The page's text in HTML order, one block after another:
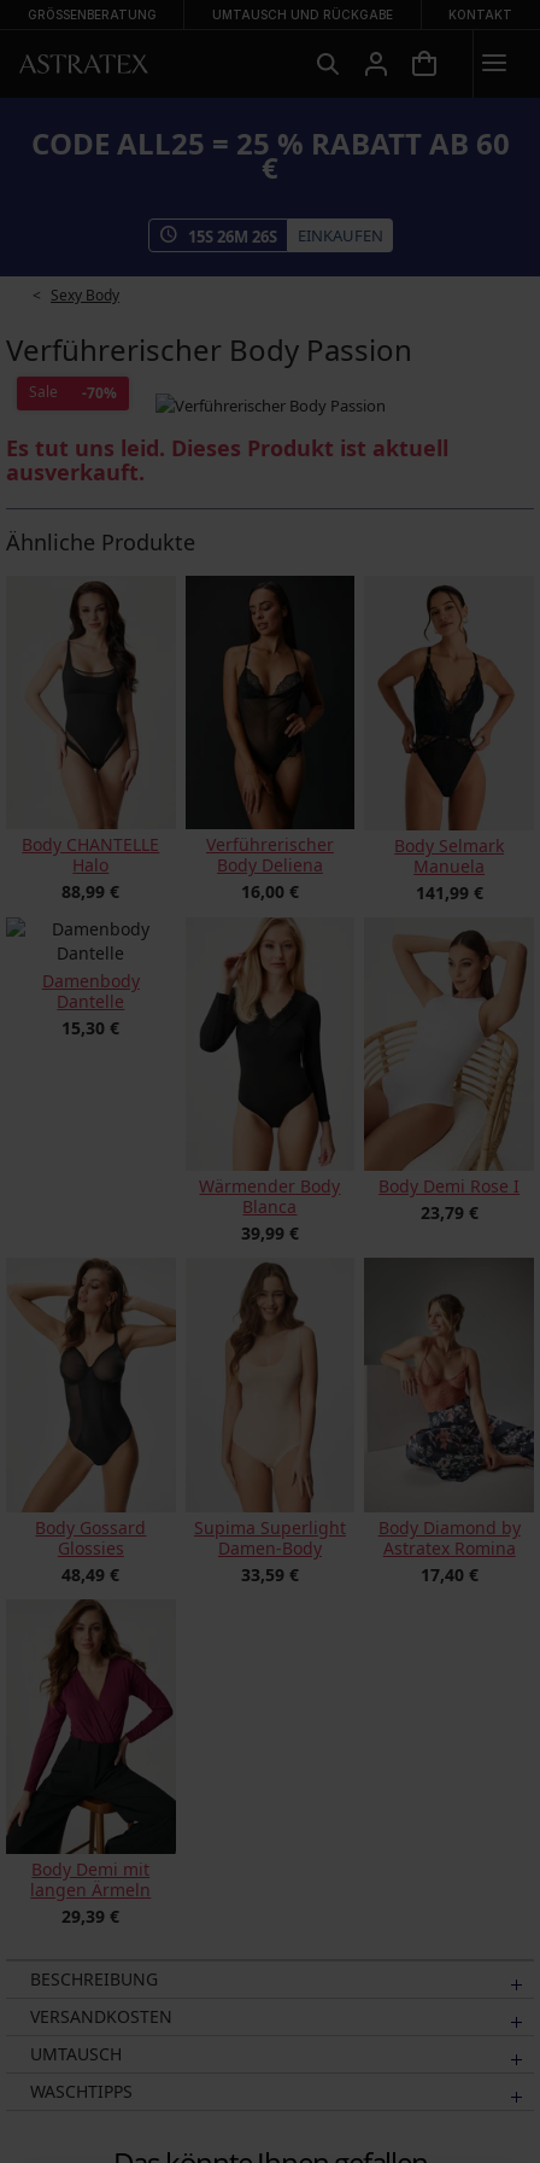
GRÖSSENBERATUNG UMTAUSCH UND RÜCKGABE KONTAKT
CODE ALL25 = 25 % RABATT AB 60
€
15S26M 25S EINKAUFEN
Sexy Body
Verführerischer Body Passion
Sale -70%
Es tut uns leid. Dieses Produkt ist aktuell
ausverkauft.
Ähnliche Produkte
Body CHANTELLE
Halo
88,99 €
Verführerischer
Body Deliena
16,00 €
Body Selmark
Manuela
141,99 €
Damenbody
Dantelle
15,30 €
Wärmender Body
Blanca
39,99 €
Body Demi Rose I
23,79 €
Body Gossard
Glossies
48,49 €
Supima Superlight
Damen-Body
33,59 €
Body Diamond by
Astratex Romina
17,40 €
Body Demi mit
langen Ärmeln
29,39 €
BESCHREIBUNG
VERSANDKOSTEN
UMTAUSCH
WASCHTIPPS